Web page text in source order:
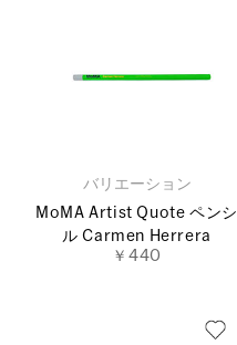
バリエーション
MoMA Artist Quote ペンシ
ル Carmen Herrera
￥440